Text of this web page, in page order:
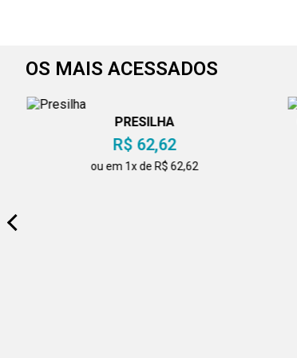
OS MAIS ACESSADOS
PRESILHA
R$ 62,62
ou em 1x de R$ 62,62